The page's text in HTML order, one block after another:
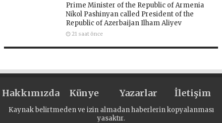
Prime Minister of the Republic of Armenia
Nikol Pashinyan called President of the
Republic of Azerbaijan Ilham Aliyev
21 saat önce
Hakkımızda Künye Yazarlar İletişim
Kaynak belirtmeden ve izin almadan haberlerin kopyalanması
yasaktır.